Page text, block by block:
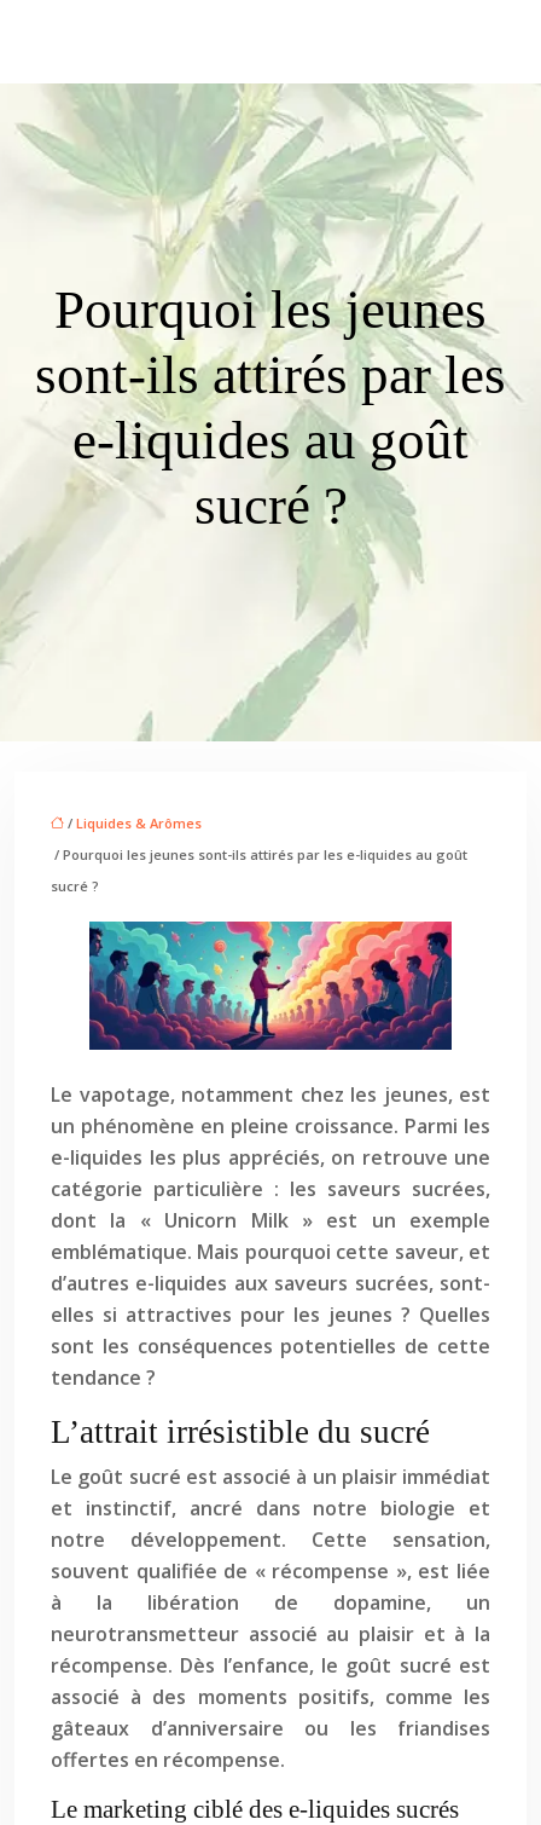
Pourquoi les jeunes
sont-ils attirés par les
e-liquides au goût
sucré ?
/ Liquides & Arômes
/ Pourquoi les jeunes sont-ils attirés par les e-liquides au goût
sucré ?
Le vapotage, notamment chez les jeunes, est
un phénomène en pleine croissance. Parmi les
e-liquides les plus appréciés, on retrouve une
catégorie particulière : les saveurs sucrées,
dont la « Unicorn Milk » est un exemple
emblématique. Mais pourquoi cette saveur, et
d’autres e-liquides aux saveurs sucrées, sont-
elles si attractives pour les jeunes ? Quelles
sont les conséquences potentielles de cette
tendance ?
L’attrait irrésistible du sucré
Le goût sucré est associé à un plaisir immédiat
et instinctif, ancré dans notre biologie et
notre développement. Cette sensation,
souvent qualifiée de « récompense », est liée
à la libération de dopamine, un
neurotransmetteur associé au plaisir et à la
récompense. Dès l’enfance, le goût sucré est
associé à des moments positifs, comme les
gâteaux d’anniversaire ou les friandises
offertes en récompense.
Le marketing ciblé des e-liquides sucrés